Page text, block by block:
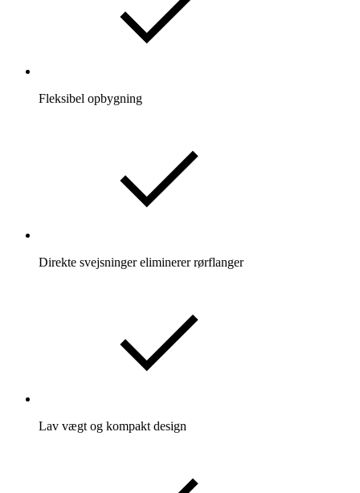
Fleksibel opbygning
Direkte svejsninger eliminerer rørflanger
Lav vægt og kompakt design